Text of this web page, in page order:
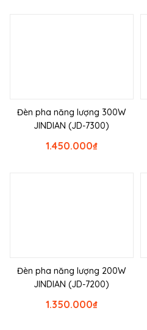
Đèn pha năng lượng 300W
JINDIAN (JD-7300)
₫
1.450.000
Đèn pha năng lượng 200W
JINDIAN (JD-7200)
₫
1.350.000